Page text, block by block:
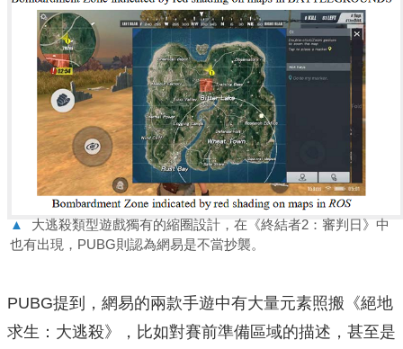
▲
大逃殺類型遊戲獨有的縮圈設計，在《終結者2：審判日》中
也有出現，PUBG則認為網易是不當抄襲。
PUBG提到，網易的兩款手遊中有大量元素照搬《絕地
求生：大逃殺》，比如對賽前準備區域的描述，甚至是